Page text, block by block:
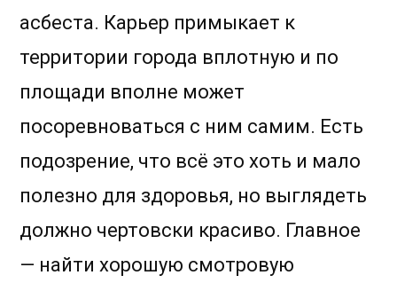
асбеста. Карьер примыкает к
территории города вплотную и по
площади вполне может
посоревноваться с ним самим. Есть
подозрение, что всё это хоть и мало
полезно для здоровья, но выглядеть
должно чертовски красиво. Главное
— найти хорошую смотровую